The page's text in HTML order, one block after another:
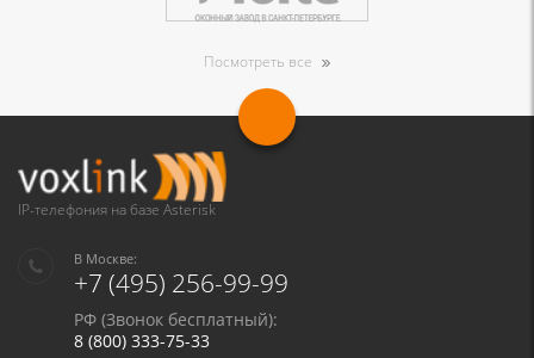
Посмотреть все
IP-телефония на базе Asterisk
В Москве:
+7 (495) 256-99-99
РФ (Звонок бесплатный):
8 (800) 333-75-33